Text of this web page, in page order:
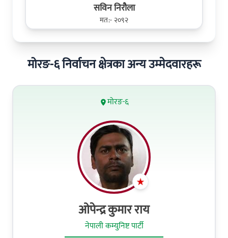
सविन निरौला
मत:- २०९२
मोरङ-६ निर्वाचन क्षेत्रका अन्य उम्मेदवारहरू
मोरङ-६
ओपेन्द्र कुमार राय
नेपाली कम्युनिष्ट पार्टी